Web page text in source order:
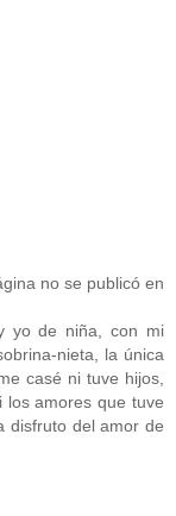
no se publicó en
yo de niña, con mi
nieta, la única
casé ni tuve hijos,
los amores que tuve
disfruto del amor de